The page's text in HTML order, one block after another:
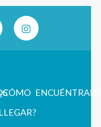
LLEGAR?